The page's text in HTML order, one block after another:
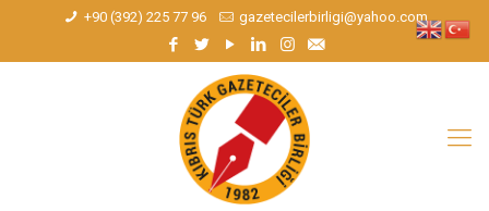
+90 (392) 225 77 96 gazetecilerbirligi@yahoo.com